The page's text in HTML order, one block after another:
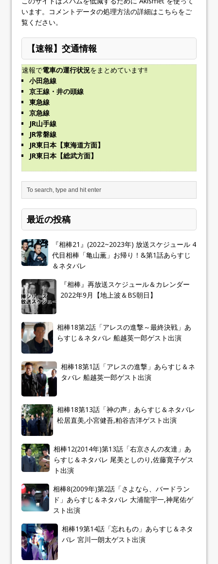
います。 コメントデータの処理方法の詳細はこちらをご
覧ください。
【速報】交通情報
速報で電車の運行状況をまとめています!!
小田急線
京王線・井の頭線
東急線
京急線
JR山手線
JR常磐線
JR東日本【東海道方面】
JR東日本【総武方面】
最近の投稿
『相棒21』(2022~2023年) 放送スケジュール 4
代目相棒「亀山薫」お帰り！&第1話あらすじ
＆ネタバレ
『相棒』再放送スケジュール＆カレンダー
2022年9月【地上波＆BS朝日】
相棒18第2話「アレスの進撃～最終決戦」あ
らすじ＆ネタバレ 船越英一郎ゲスト出演
相棒18第1話「アレスの進撃」あらすじ＆ネ
タバレ 船越英一郎ゲスト出演
相棒18第13話「神の声」あらすじ＆ネタバレ
松居直美,小宮健吾,粕谷吉洋ゲスト出演
相棒12(2014年)第13話「右京さんの友達」あ
らすじ＆ネタバレ 尾美としのり,佐藤寛子ゲス
ト出演
相棒8(2009年)第2話「さよなら、バードラン
ド」あらすじ＆ネタバレ 大浦龍宇一,神尾佑ゲ
スト出演
相棒19第14話「忘れもの」あらすじ＆ネタ
バレ 宮川一朗太ゲスト出演